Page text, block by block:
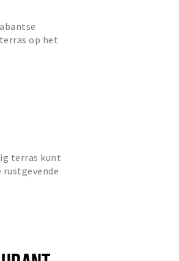
op het
terras kunt
rustgevende